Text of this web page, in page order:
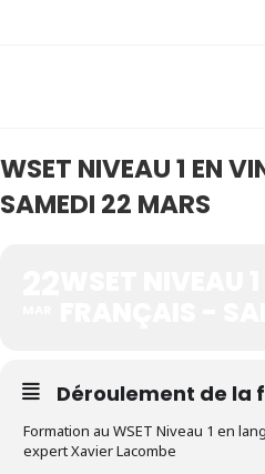
WSET NIVEAU 1 EN
SAMEDI 22 MARS
Déroulement de la
Formation au WSET Niveau 1 en
expert Xavier Lacombe